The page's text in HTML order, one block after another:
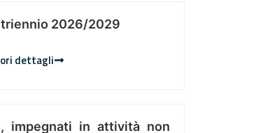
triennio 2026/2029
dettagli
impegnati in attività non